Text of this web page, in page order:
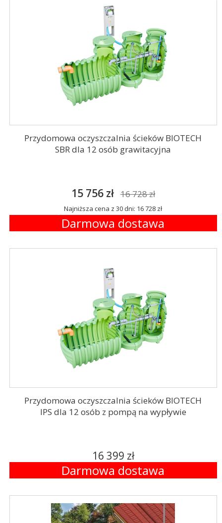
Przydomowa oczyszczalnia ścieków BIOTECH
SBR dla 12 osób grawitacyjna
15 756 zł 16 728 zł
Najniższa cena z 30 dni: 16 728 zł
Darmowa dostawa
Przydomowa oczyszczalnia ścieków BIOTECH
IPS dla 12 osób z pompą na wypływie
16 399 zł
Darmowa dostawa